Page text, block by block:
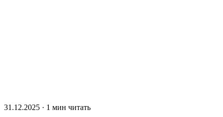
31.12.2025 · 1 мин читать